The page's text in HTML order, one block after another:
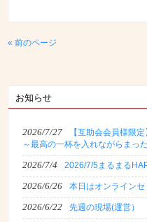
« 前のページ
お知らせ
2026/7/27
【互助会会員様限
～最高の一杯を入れながらまっ
2026/7/4 2026/7/5まるまる
2026/6/26 本日はオンラインセ
2026/6/22 先週の現場(運営）